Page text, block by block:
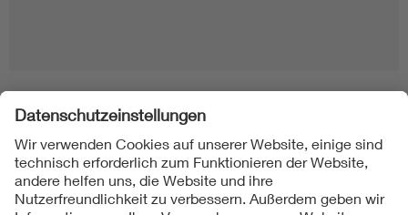
Folgen Sie uns